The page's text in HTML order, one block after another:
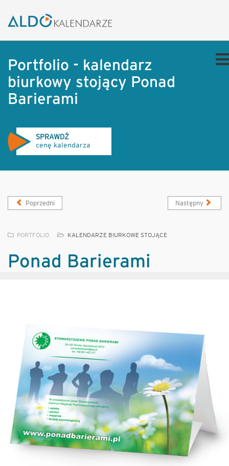
Portfolio - kalendarz
biurkowy stojący Ponad
Barierami
SPRAWDŹ
cenę kalendarza
Poprzedni Następny
PORTFOLIO KALENDARZE BIURKOWE STOJĄCE
Ponad Barierami